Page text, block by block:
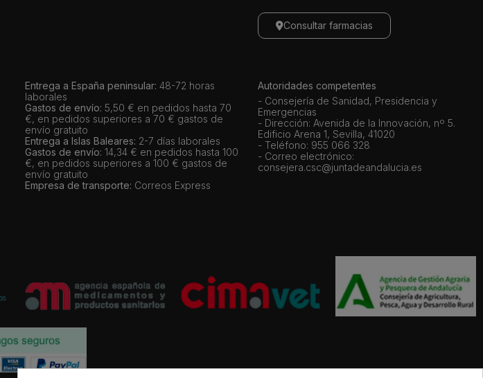
Consultar farmacias
Entrega a España peninsular: 48-72 horas
laborales
Gastos de envío: 5,50 € en pedidos hasta 70
€, en pedidos superiores a 70 € gastos de
envío gratuito
Entrega a Islas Baleares: 2-7 días laborales
Gastos de envío: 14,34 € en pedidos hasta 100
€, en pedidos superiores a 100 € gastos de
envío gratuito
Empresa de transporte: Correos Express
Autoridades competentes
- Consejería de Sanidad, Presidencia y
Emergencias
- Dirección: Avenida de la Innovación, nº 5.
Edificio Arena 1, Sevilla, 41020
- Teléfono: 955 066 328
- Correo electrónico:
consejera.csc@juntadeandalucia.es